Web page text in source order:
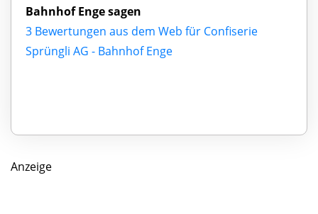
Bahnhof Enge sagen
3 Bewertungen aus dem Web für Confiserie
Sprüngli AG - Bahnhof Enge
Anzeige